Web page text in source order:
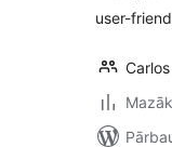
user-